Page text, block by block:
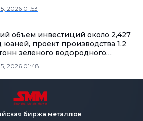
хранения водорода.
2026 01:53
объем инвестиций около 2,427
юаней, проект производства 1,2
зеленого водородного
2026 01:48
биржа металлов